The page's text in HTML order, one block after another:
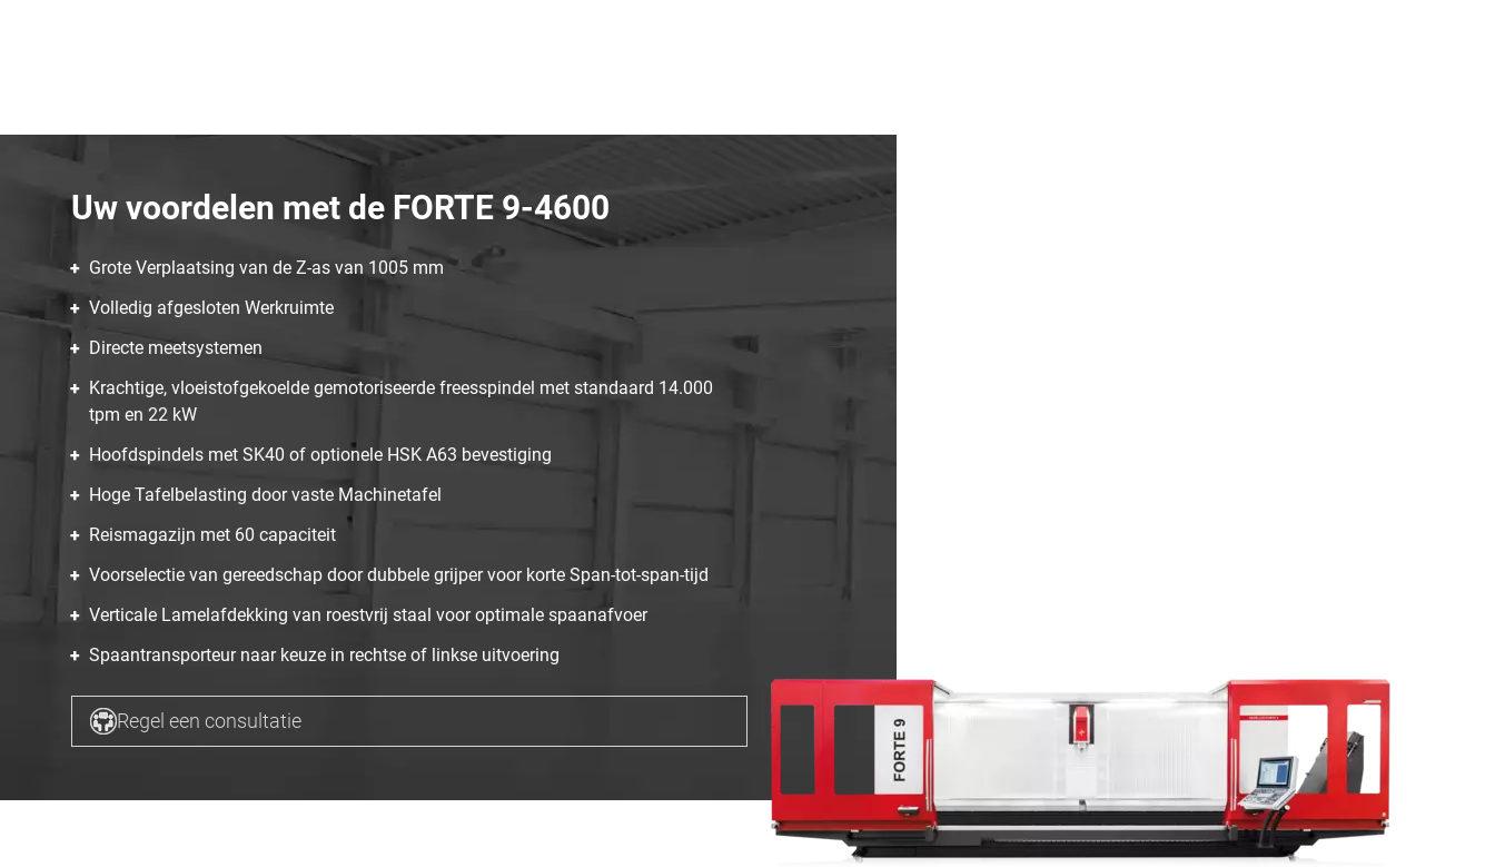
Uw voordelen met de FORTE 9-4600
Grote Verplaatsing van de Z-as van 1005 mm
Volledig afgesloten Werkruimte
Directe meetsystemen
Krachtige, vloeistofgekoelde gemotoriseerde freesspindel met standaard 14.000
tpm en 22 kW
Hoofdspindels met SK40 of optionele HSK A63 bevestiging
Hoge Tafelbelasting door vaste Machinetafel
Reismagazijn met 60 capaciteit
Voorselectie van gereedschap door dubbele grijper voor korte Span-tot-span-tijd
Verticale Lamelafdekking van roestvrij staal voor optimale spaanafvoer
Spaantransporteur naar keuze in rechtse of linkse uitvoering
Regel een consultatie